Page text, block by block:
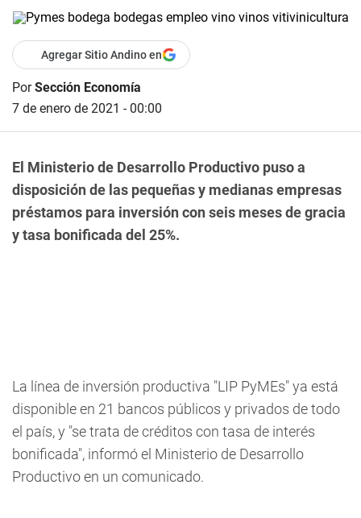
Agregar Sitio Andino en
PorSección Economía
7 de enero de 2021 - 00:00
El Ministerio de Desarrollo Productivo puso a
disposición de las pequeñas y medianas empresas
préstamos para inversión con seis meses de gracia
y tasa bonificada del 25%.
La línea de inversión productiva "LIP PyMEs" ya está
disponible en 21 bancos públicos y privados de todo
el país, y "se trata de créditos con tasa de interés
bonificada", informó el Ministerio de Desarrollo
Productivo en un comunicado.